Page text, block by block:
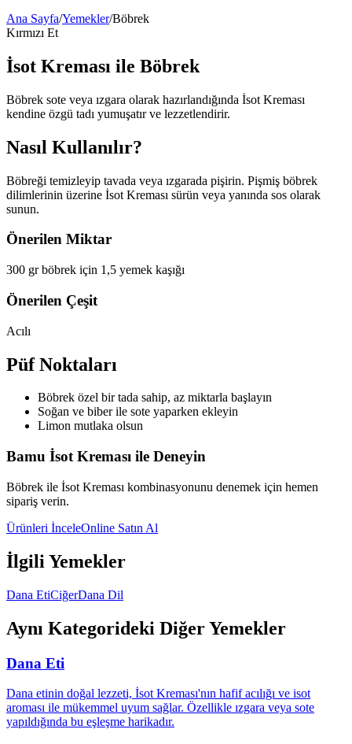
Ana Sayfa/Yemekler/Böbrek
Kırmızı Et
İsot Kreması ile Böbrek
Böbrek sote veya ızgara olarak hazırlandığında İsot Kreması
kendine özgü tadı yumuşatır ve lezzetlendirir.
Nasıl Kullanılır?
Böbreği temizleyip tavada veya ızgarada pişirin. Pişmiş böbrek
dilimlerinin üzerine İsot Kreması sürün veya yanında sos olarak
sunun.
Önerilen Miktar
300 gr böbrek için 1,5 yemek kaşığı
Önerilen Çeşit
Acılı
Püf Noktaları
Böbrek özel bir tada sahip, az miktarla başlayın
Soğan ve biber ile sote yaparken ekleyin
Limon mutlaka olsun
Bamu İsot Kreması ile Deneyin
Böbrek ile İsot Kreması kombinasyonunu denemek için hemen
sipariş verin.
Ürünleri İnceleOnline Satın Al
İlgili Yemekler
Dana EtiCiğerDana Dil
Aynı Kategorideki Diğer Yemekler
Dana Eti
Dana etinin doğal lezzeti, İsot Kreması'nın hafif acılığı ve isot
aroması ile mükemmel uyum sağlar. Özellikle ızgara veya sote
yapıldığında bu eşleşme harikadır.